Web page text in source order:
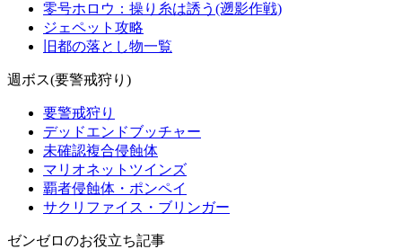
零号ホロウ：操り糸は誘う(遡影作戦)
ジェペット攻略
旧都の落とし物一覧
週ボス(要警戒狩り)
要警戒狩り
デッドエンドブッチャー
未確認複合侵蝕体
マリオネットツインズ
覇者侵蝕体・ポンペイ
サクリファイス・ブリンガー
ゼンゼロのお役立ち記事